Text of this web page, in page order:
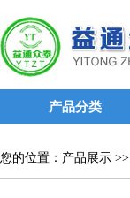
产品分类
您的位置：产品展示 >>